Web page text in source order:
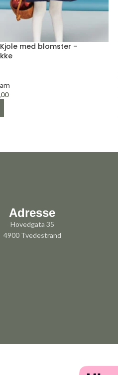
med blomster –
Adresse
Hovedgata 35
4900 Tvedestrand